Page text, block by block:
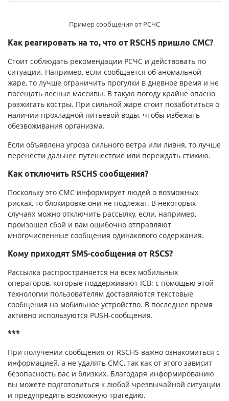
Пример сообщения от РСЧС
Как реагировать на то, что от RSCHS пришло СМС?
Стоит соблюдать рекомендации РСЧС и действовать по
ситуации. Например, если сообщается об аномальной
жаре, то лучше ограничить прогулки в дневное время и не
посещать лесные массивы. В такую погоду крайне опасно
разжигать костры. При сильной жаре стоит позаботиться о
наличии прохладной питьевой воды, чтобы избежать
обезвоживания организма.
Если объявлена угроза сильного ветра или ливня, то лучше
перенести дальнее путешествие или переждать стихию.
Как отключить RSCHS сообщения?
Поскольку это СМС информирует людей о возможных
рисках, то блокировке они не подлежат. В некоторых
случаях можно отключить рассылку, если, например,
произошел сбой и вам ошибочно отправляют
многочисленные сообщения одинакового содержания.
Кому приходят SMS-сообщения от RSCS?
Рассылка распространяется на всех мобильных
операторов, которые поддерживают ICB: с помощью этой
технологии пользователям доставляются текстовые
сообщения на мобильное устройство. В последнее время
активно используются PUSH-сообщения.
***
При получении сообщения от RSCHS важно ознакомиться с
информацией, а не удалять СМС, так как от этого зависит
безопасность вас и близких. Благодаря информированию
вы можете подготовиться к любой чрезвычайной ситуации
и предупредить возможную трагедию.